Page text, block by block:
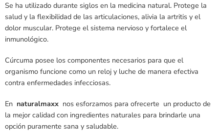
Se ha utilizado durante siglos en la medicina natural. Protege la
salud y la flexibilidad de las articulaciones, alivia la artritis y el
dolor muscular. Protege el sistema nervioso y fortalece el
inmunológico.
Cúrcuma posee los componentes necesarios para que el
organismo funcione como un reloj y luche de manera efectiva
contra enfermedades infecciosas.
En naturalmaxx nos esforzamos para ofrecerte un producto de
la mejor calidad con ingredientes naturales para brindarle una
opción puramente sana y saludable.